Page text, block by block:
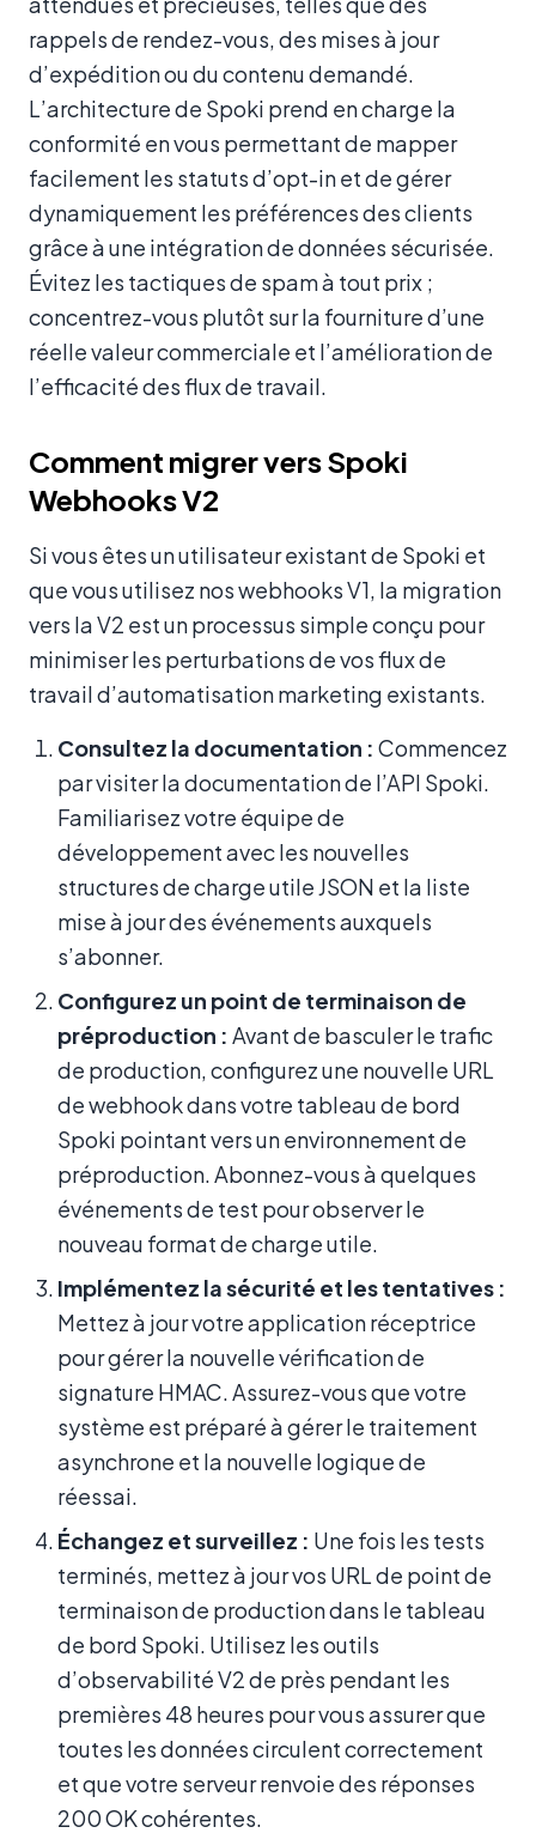
rappels de rendez-vous, des mises à jour
d’expédition ou du contenu demandé.
L’architecture de Spoki prend en charge la
conformité en vous permettant de mapper
facilement les statuts d’opt-in et de gérer
dynamiquement les préférences des clients
grâce à une intégration de données sécurisée.
Évitez les tactiques de spam à tout prix ;
concentrez-vous plutôt sur la fourniture d’une
réelle valeur commerciale et l’amélioration de
l’efficacité des flux de travail.
Comment migrer vers Spoki
Webhooks V2
Si vous êtes un utilisateur existant de Spoki et
que vous utilisez nos webhooks V1, la migration
vers la V2 est un processus simple conçu pour
minimiser les perturbations de vos flux de
travail d’automatisation marketing existants.
Consultez la documentation : Commencez
par visiter la documentation de l’API Spoki.
Familiarisez votre équipe de
développement avec les nouvelles
structures de charge utile JSON et la liste
mise à jour des événements auxquels
s’abonner.
Configurez un point de terminaison de
préproduction : Avant de basculer le trafic
de production, configurez une nouvelle URL
de webhook dans votre tableau de bord
Spoki pointant vers un environnement de
préproduction. Abonnez-vous à quelques
événements de test pour observer le
nouveau format de charge utile.
Implémentez la sécurité et les tentatives :
Mettez à jour votre application réceptrice
pour gérer la nouvelle vérification de
signature HMAC. Assurez-vous que votre
système est préparé à gérer le traitement
asynchrone et la nouvelle logique de
réessai.
Échangez et surveillez : Une fois les tests
terminés, mettez à jour vos URL de point de
terminaison de production dans le tableau
de bord Spoki. Utilisez les outils
d’observabilité V2 de près pendant les
premières 48 heures pour vous assurer que
toutes les données circulent correctement
et que votre serveur renvoie des réponses
200 OK cohérentes.